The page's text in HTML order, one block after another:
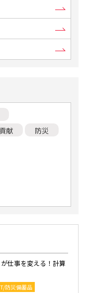
献
防災
仕事を変える！計算
防災備蓄品